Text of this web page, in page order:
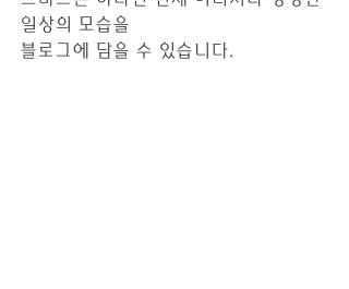
일상의 모습을
블로그에 담을 수 있습니다.